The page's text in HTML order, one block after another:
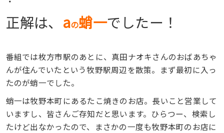
正解は、 aの蛸一でしたー！
番組では枚方市駅のあとに、真田ナオキさんのおばあちゃ
んが住んでいたという牧野駅周辺を散策。まず最初に入っ
たのが蛸一でした。
蛸一は牧野本町にあるたこ焼きのお店。長いこと営業して
いますし、皆さんご存知だと思います。ひらつー、検索し
たけど出なかったので、まさかの一度も牧野本町のお店に